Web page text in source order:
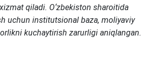
qiladi. O‘zbekiston sharoitida
uchun institutsional baza, moliyaviy
kuchaytirish zarurligi aniqlangan.